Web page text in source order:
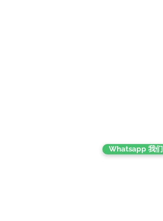
Whatsapp 我们